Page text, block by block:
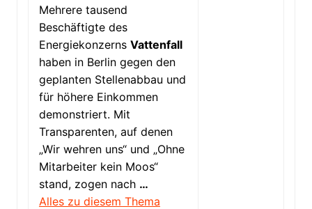
Mehrere tausend
Beschäftigte des
Energiekonzerns Vattenfall
haben in Berlin gegen den
geplanten Stellenabbau und
für höhere Einkommen
demonstriert. Mit
Transparenten, auf denen
„Wir wehren uns“ und „Ohne
Mitarbeiter kein Moos“
stand, zogen nach …
Alles zu diesem Thema